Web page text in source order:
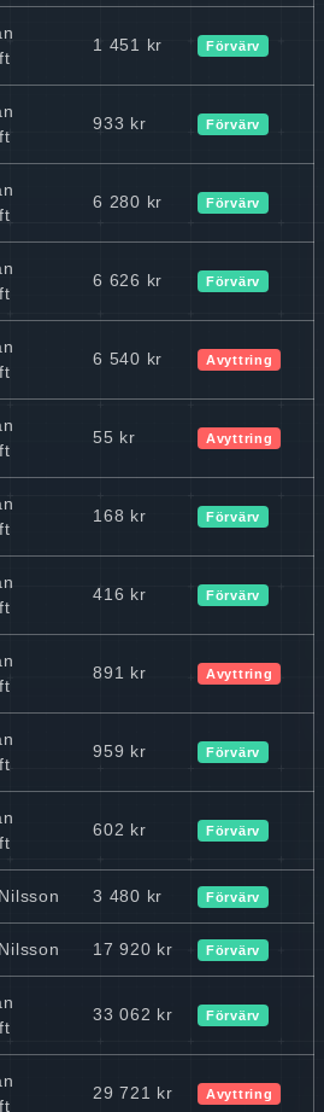
1 451 kr Förvärv
933 kr Förvärv
6 280 kr Förvärv
6 626 kr Förvärv
6 540 kr Avyttring
55 kr Avyttring
168 kr Förvärv
416 kr Förvärv
891 kr Avyttring
959 kr Förvärv
602 kr Förvärv
3 480 kr Förvärv
17 920 kr Förvärv
33 062 kr Förvärv
29 721 kr Avyttring